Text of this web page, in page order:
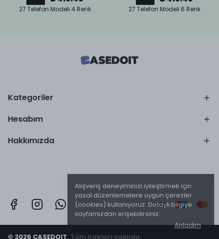
Alışveriş deneyiminizi iyileştirmek için
yasal düzenlemelere uygun çerezler
(cookies) kullanıyoruz. Detaylı bilgiye
sayfamızdan erişebilirsiniz.
Anladım
27 Telefon Modeli 4 Renk 27 Telefon Modeli 6 Renk
Kategoriler
Hesabım
Hakkımızda
© 2026 CASEDOIT. Tüm hakları saklıdır.